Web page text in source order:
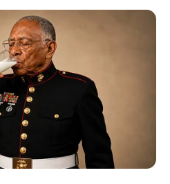
é indiciada por falsificar
aconteceram.
Deputados: anuênios, triênios,
sexta-parte e licenças-prêmio
para ACS e ACE: veja o
para conseguir o benefício.